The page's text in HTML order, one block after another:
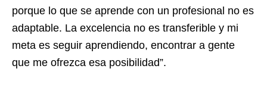
porque lo que se aprende con un profesional no es
adaptable. La excelencia no es transferible y mi
meta es seguir aprendiendo, encontrar a gente
que me ofrezca esa posibilidad”.